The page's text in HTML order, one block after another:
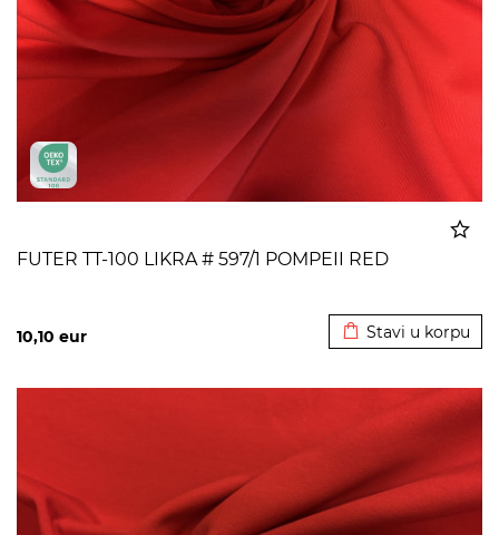
FUTER TT-100 LIKRA # 597/1 POMPEII RED
10,10 eur Stavi u korpu